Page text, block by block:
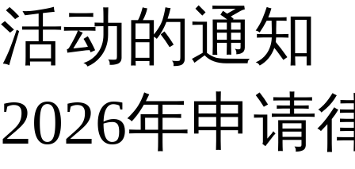
活动的通知
2026年申请